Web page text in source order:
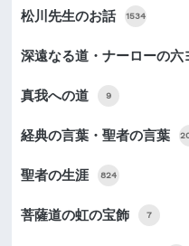
松川先生のお話 1534
深遠なる道・ナーローの六
真我への道 9
経典の言葉・聖者の言葉
聖者の生涯 824
菩薩道の虹の宝飾 7